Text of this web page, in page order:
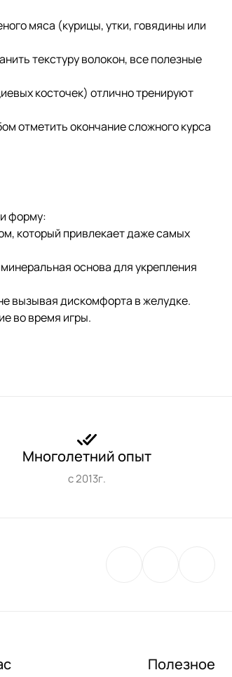
мяса (курицы, утки, говядины или
текстуру волокон, все полезные
косточек) отлично тренируют
отметить окончание сложного курса
форму:
который привлекает даже самых
основа для укрепления
вызывая дискомфорта в желудке.
во время игры.
Многолетний опыт
с 2013г.
Полезное